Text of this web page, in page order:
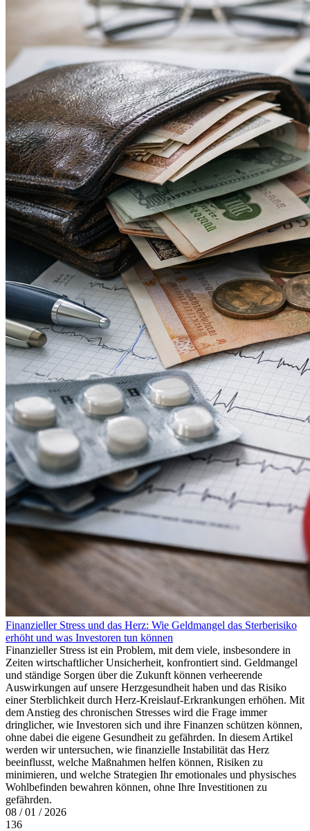
Finanzieller Stress und das Herz: Wie Geldmangel das Sterberisiko
erhöht und was Investoren tun können
Finanzieller Stress ist ein Problem, mit dem viele, insbesondere in
Zeiten wirtschaftlicher Unsicherheit, konfrontiert sind. Geldmangel
und ständige Sorgen über die Zukunft können verheerende
Auswirkungen auf unsere Herzgesundheit haben und das Risiko
einer Sterblichkeit durch Herz-Kreislauf-Erkrankungen erhöhen. Mit
dem Anstieg des chronischen Stresses wird die Frage immer
dringlicher, wie Investoren sich und ihre Finanzen schützen können,
ohne dabei die eigene Gesundheit zu gefährden. In diesem Artikel
werden wir untersuchen, wie finanzielle Instabilität das Herz
beeinflusst, welche Maßnahmen helfen können, Risiken zu
minimieren, und welche Strategien Ihr emotionales und physisches
Wohlbefinden bewahren können, ohne Ihre Investitionen zu
gefährden.
08 / 01 / 2026
136